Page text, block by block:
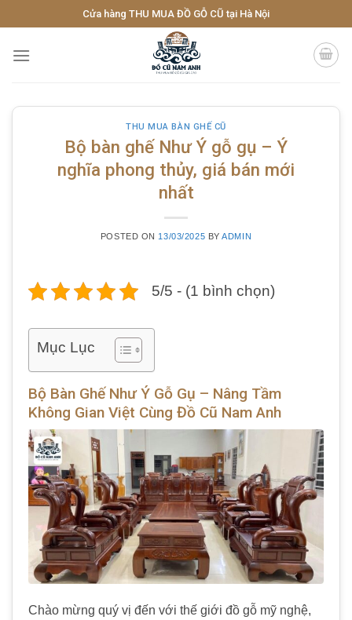
to
content
Cửa hàng THU MUA ĐỒ GỖ CŨ tại Hà Nội
THU MUA BÀN GHẾ CŨ
Bộ bàn ghế Như Ý gỗ gụ – Ý
nghĩa phong thủy, giá bán mới
nhất
POSTED ON 13/03/2025 BYADMIN
5/5 - (1 bình chọn)
Mục Lục
Bộ Bàn Ghế Như Ý Gỗ Gụ – Nâng Tầm
Không Gian Việt Cùng Đồ Cũ Nam Anh
Chào mừng quý vị đến với thế giới đồ gỗ mỹ nghệ,